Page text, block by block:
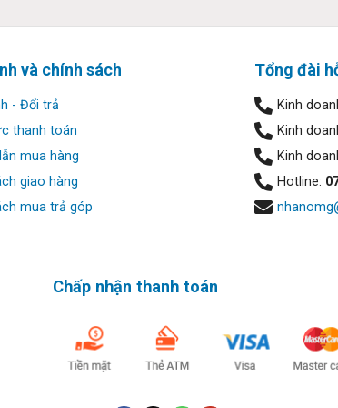
tạo nên vẻ ngoài bóng bẩy, sang trọng. Phần
kim loại nhẹ nhằm mục đích giảm trọng lượng cho
và chính sách
- Đổi trả
thanh toán
mua hàng
giao hàng
mua trả góp
Tổng đài
Kinh
Kinh
Kinh
Hotline:
Chấp nhận thanh toán